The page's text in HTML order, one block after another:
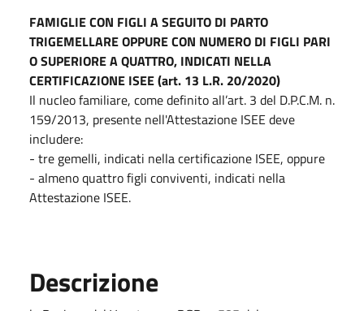
FAMIGLIE CON FIGLI A SEGUITO DI PARTO
TRIGEMELLARE OPPURE CON NUMERO DI FIGLI PARI
O SUPERIORE A QUATTRO, INDICATI NELLA
CERTIFICAZIONE ISEE (art. 13 L.R. 20/2020)
Il nucleo familiare, come definito all’art. 3 del D.P.C.M. n.
159/2013, presente nell'Attestazione ISEE deve
includere:
- tre gemelli, indicati nella certificazione ISEE, oppure
- almeno quattro figli conviventi, indicati nella
Attestazione ISEE.
Descrizione